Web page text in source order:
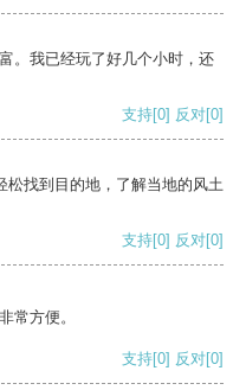
。我已经玩了好几个小时，还
支持[0] 反对[0]
松找到目的地，了解当地的风土
支持[0] 反对[0]
常方便。
支持[0] 反对[0]